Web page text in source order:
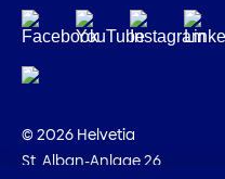
© 2026 Helvetia
St. Alban-Anlage 26